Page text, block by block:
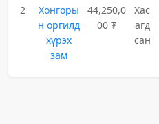
2
Хонгоры
н оргилд
хүрэх
зам
44,250,0
00 ₮
Хас
агд
сан